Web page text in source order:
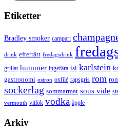
Etiketter
Bradley smoker campari
drink efterrätt fredagsdrink
grillat hummer ingefära isi karlstein
gastronomi ostron oxfilé rapsgris rom
sockerlag sommarmat sous vide
vermouth vitlök vodka äpple
Arkiv